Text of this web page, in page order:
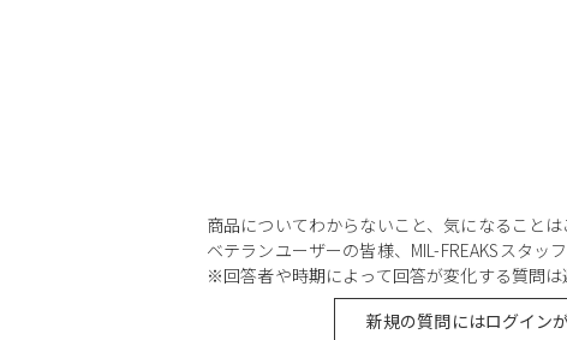
商品についてわからないこと、気になることは
ベテランユーザーの皆様、MIL-FREAKSスタッ
※回答者や時期によって回答が変化する質問は
新規の質問にはログイン